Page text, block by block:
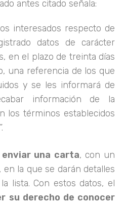
antes citado señala:
interesados respecto de
datos de carácter
en el plazo de treinta días
una referencia de los que
y se les informará de
información de la
los términos establecidos
enviar una carta, con un
la que se darán detalles
lista. Con estos datos, el
su derecho de conocer